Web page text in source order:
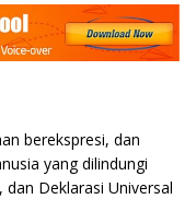
berekspresi, dan
yang dilindungi
dan Deklarasi Universal